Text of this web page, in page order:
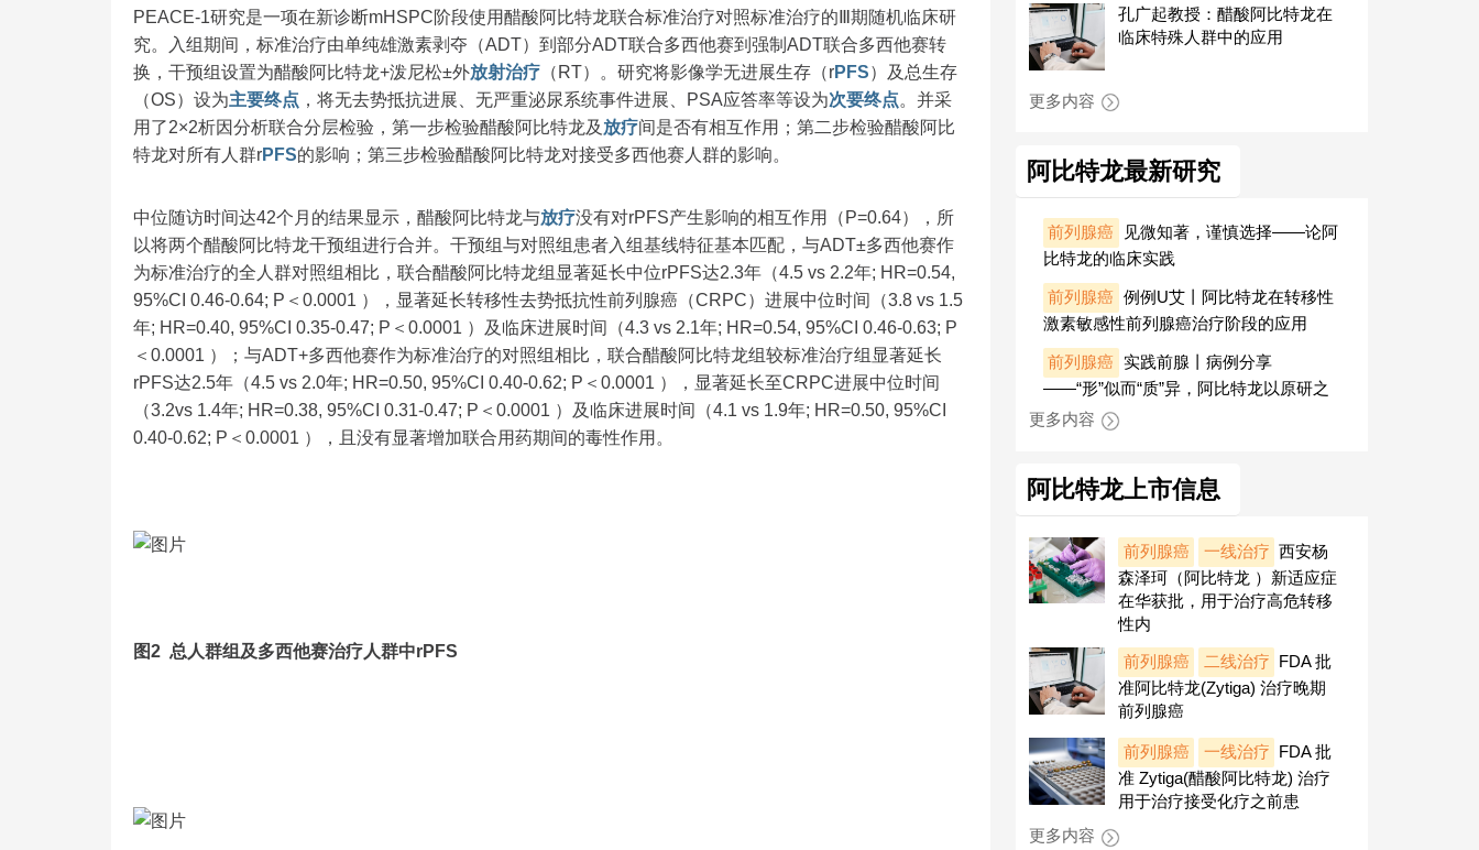
PEACE-1研究是一项在新诊断mHSPC阶段使用醋酸阿比特龙联合标准治疗对照标准治疗的Ⅲ期随机临床研
究。入组期间，标准治疗由单纯雄激素剥夺（ADT）到部分ADT联合多西他赛到强制ADT联合多西他赛转
换，干预组设置为醋酸阿比特龙+泼尼松±外放射治疗（RT）。研究将影像学无进展生存（rPFS）及总生存
（OS）设为主要终点 ，将无去势抵抗进展、无严重泌尿系统事件进展、PSA应答率等设为次要终点。并采
用了2×2析因分析联合分层检验，第一步检验醋酸阿比特龙及 放疗间是否有相互作用；第二步检验醋酸阿比
特龙对所有人群rPFS的影响；第三步检验醋酸阿比特龙对接受多西他赛人群的影响。
中位随访时间达42个月的结果显示，醋酸阿比特龙与放疗没有对rPFS产生影响的相互作用（P=0.64），所
以将两个醋酸阿比特龙干预组进行合并。干预组与对照组患者入组基线特征基本匹配，与ADT±多西他赛作
为标准治疗的全人群对照组相比，联合醋酸阿比特龙组显著延长中位rPFS达2.3年（4.5 vs 2.2年; HR=0.54,
95%CI 0.46-0.64; P＜0.0001 ），显著延长转移性去势抵抗性前列腺癌（CRPC）进展中位时间（3.8 vs 1.5
年; HR=0.40, 95%CI 0.35-0.47; P＜0.0001 ）及临床进展时间（4.3 vs 2.1年; HR=0.54, 95%CI 0.46-0.63; P
＜0.0001 ）；与ADT+多西他赛作为标准治疗的对照组相比，联合醋酸阿比特龙组较标准治疗组显著延长
rPFS达2.5年（4.5 vs 2.0年; HR=0.50, 95%CI 0.40-0.62; P＜0.0001 ），显著延长至CRPC进展中位时间
（3.2vs 1.4年; HR=0.38, 95%CI 0.31-0.47; P＜0.0001 ）及临床进展时间（4.1 vs 1.9年; HR=0.50, 95%CI
0.40-0.62; P＜0.0001 ），且没有显著增加联合用药期间的毒性作用。
图2 总人群组及多西他赛治疗人群中rPFS
孔广起教授：醋酸阿比特龙在
临床特殊人群中的应用
更多内容
阿比特龙最新研究
前列腺癌
见微知著，谨慎选择——论阿
比特龙的临床实践
前列腺癌 例例U艾丨阿比特龙在转移性
激素敏感性前列腺癌治疗阶段的应用
前列腺癌 实践前腺丨病例分享
——“形”似而“质”异，阿比特龙以原研之
更多内容
阿比特龙上市信息
前列腺癌 一线治疗 西安杨
森泽珂（阿比特龙 ）新适应症
在华获批，用于治疗高危转移
性内
前列腺癌 二线治疗 FDA 批
准阿比特龙(Zytiga) 治疗晚期
前列腺癌
前列腺癌 一线治疗 FDA 批
准 Zytiga(醋酸阿比特龙) 治疗
用于治疗接受化疗之前患
更多内容